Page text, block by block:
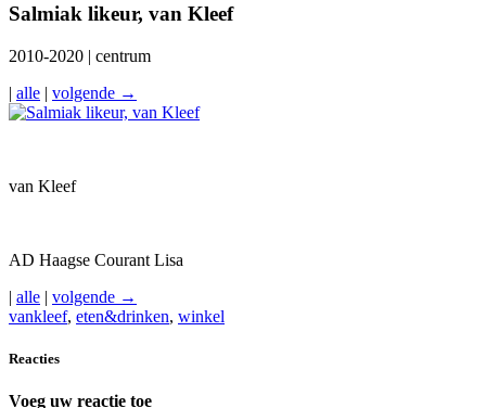
Salmiak likeur, van Kleef
2010-2020 | centrum
| alle | volgende →
van Kleef
AD Haagse Courant Lisa
| alle | volgende →
vankleef, eten&drinken, winkel
Reacties
Voeg uw reactie toe